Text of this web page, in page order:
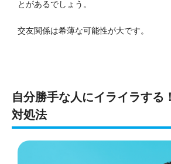
とがあるでしょう。
交友関係は希薄な可能性が大です。
自分勝手な人にイライラする
対処法